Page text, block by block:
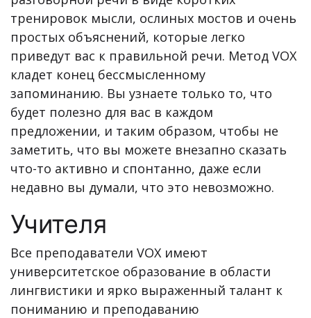
тренировок мысли, ослиных мостов и очень
простых объяснений, которые легко
приведут вас к правильной речи. Метод VOX
кладет конец бессмысленному
запоминанию. Вы узнаете только то, что
будет полезно для вас в каждом
предложении, и таким образом, чтобы не
заметить, что вы можете внезапно сказать
что-то активно и спонтанно, даже если
недавно вы думали, что это невозможно.
Учителя
Все преподаватели VOX имеют
университетское образование в области
лингвистики и ярко выраженный талант к
пониманию и преподаванию